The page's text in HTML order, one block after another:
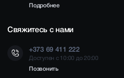
Подробнее
Свяжитесь с нами
+373 69 411 222
Доступен с 10:00 до 20:00
Позвонить